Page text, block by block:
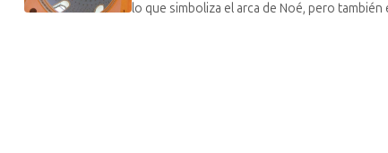
lo que simboliza el arca de Noé, pero